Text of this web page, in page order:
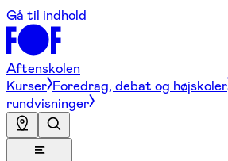
Gå til indhold
Aftenskolen
Kurser Foredrag, debat og højskoler
rundvisninger